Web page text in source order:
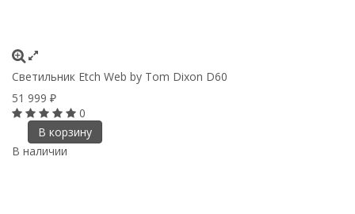
Светильник Etch Web by Tom Dixon D60
51 999 ₽
0
В корзину
В наличии